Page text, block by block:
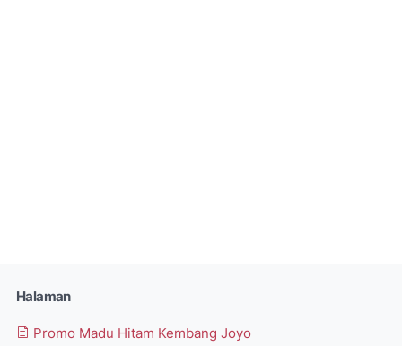
Halaman
Promo Madu Hitam Kembang Joyo